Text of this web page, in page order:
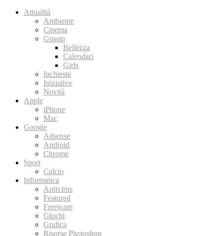
Attualità
Ambiente
Cinema
Gossip
Bellezza
Calendari
Girls
Inchieste
Iniziative
Novità
Apple
iPhone
Mac
Google
Adsense
Android
Chrome
Sport
Calcio
Informatica
Antivirus
Featured
Freeware
Giochi
Grafica
Risorse Photoshop